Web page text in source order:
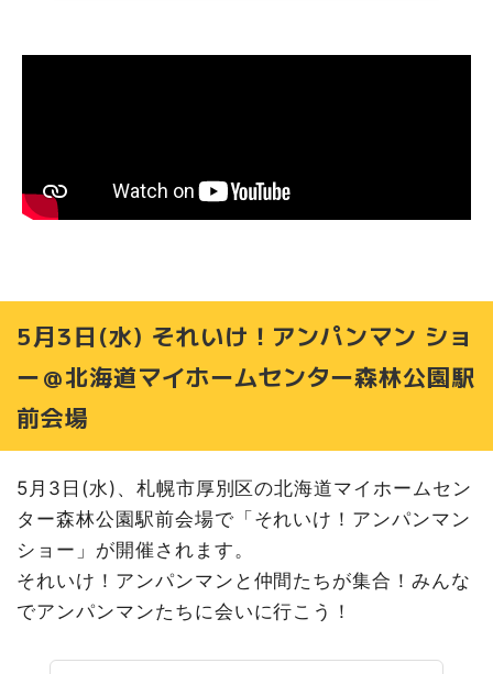
5月3日(水) それいけ！アンパンマン ショ
ー＠北海道マイホームセンター森林公園駅
前会場
5月3日(水)、札幌市厚別区の北海道マイホームセン
ター森林公園駅前会場で「それいけ！アンパンマン
ショー」が開催されます。
それいけ！アンパンマンと仲間たちが集合！みんな
でアンパンマンたちに会いに行こう！